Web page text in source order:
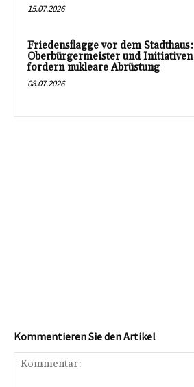
15.07.2026
Friedensflagge vor dem Stadthaus:
Oberbürgermeister und Initiativen
fordern nukleare Abrüstung
08.07.2026
Kommentieren Sie den Artikel